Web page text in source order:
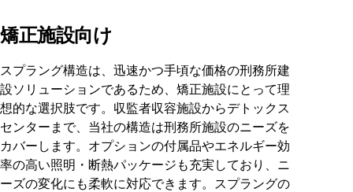
矯正施設向け
スプラング構造は、迅速かつ手頃な価格の刑務所建
設ソリューションであるため、矯正施設にとって理
想的な選択肢です。収監者収容施設からデトックス
センターまで、当社の構造は刑務所施設のニーズを
カバーします。オプションの付属品やエネルギー効
率の高い照明・断熱パッケージも充実しており、ニ
ーズの変化にも柔軟に対応できます。スプラングの